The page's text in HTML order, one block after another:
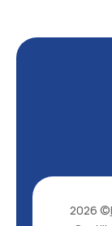
2026 ©